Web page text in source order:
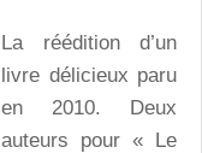
La réédition d’un
livre délicieux paru
en 2010. Deux
auteurs pour « Le